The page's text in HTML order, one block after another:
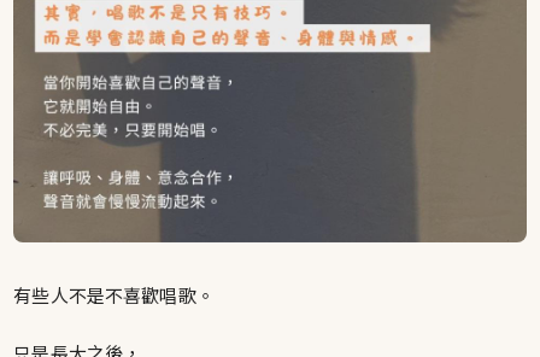
有些人不是不喜歡唱歌。